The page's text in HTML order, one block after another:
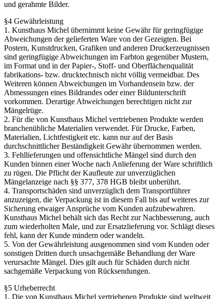
und gerahmte Bilder.
§4 Gewährleistung
1. Kunsthaus Michel übernimmt keine Gewähr für geringfügige
Abweichungen der gelieferten Ware von der Gezeigten. Bei
Postern, Kunstdrucken, Grafiken und anderen Druckerzeugnissen
sind geringfügige Abweichungen im Farbton gegenüber Mustern,
im Format und in der Papier-, Stoff- und Oberflächenqualität
fabrikations- bzw. drucktechnisch nicht völlig vermeidbar. Des
Weiteren können Abweichungen im Vorhandensein bzw. der
Abmessungen eines Bildrandes oder einer Bildunterschrift
vorkommen. Derartige Abweichungen berechtigen nicht zur
Mängelrüge.
2. Für die von Kunsthaus Michel vertriebenen Produkte werden
branchenübliche Materialien verwendet. Für Drucke, Farben,
Materialien, Lichtfestigkeit etc. kann nur auf der Basis
durchschnittlicher Beständigkeit Gewähr übernommen werden.
3. Fehllieferungen und offensichtliche Mängel sind durch den
Kunden binnen einer Woche nach Anlieferung der Ware schriftlich
zu rügen. Die Pflicht der Kaufleute zur unverzüglichen
Mängelanzeige nach §§ 377, 378 HGB bleibt unberührt.
4. Transportschäden sind unverzüglich dem Transportführer
anzuzeigen, die Verpackung ist in diesem Fall bis auf weiteres zur
Sicherung etwaiger Ansprüche vom Kunden aufzubewahren.
Kunsthaus Michel behält sich das Recht zur Nachbesserung, auch
zum wiederholten Male, und zur Ersatzlieferung vor. Schlägt dieses
fehl, kann der Kunde mindern oder wandeln.
5. Von der Gewährleistung ausgenommen sind vom Kunden oder
sonstigen Dritten durch unsachgemäße Behandlung der Ware
verursachte Mängel. Dies gilt auch für Schäden durch nicht
sachgemäße Verpackung von Rücksendungen.
§5 Urheberrecht
1. Die von Kunsthaus Michel vertriebenen Produkte sind weltweit